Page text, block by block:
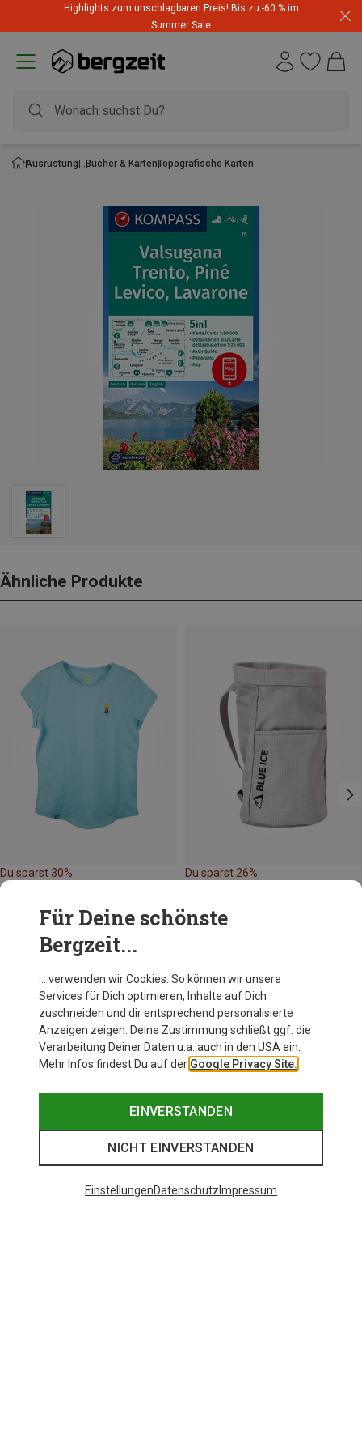
Highlights zum unschlagbaren Preis! Bis zu -60 % im
Summer Sale
Ausrüstung Bücher & KartenTopografische Karten
Ähnliche Produkte
Du sparst 30% Du sparst 26%
Andere Kunden kauften auch
Für Deine schönste
Bergzeit...
… verwenden wir Cookies. So können wir unsere
Services für Dich optimieren, Inhalte auf Dich
zuschneiden und dir entsprechend personalisierte
Anzeigen zeigen. Deine Zustimmung schließt ggf. die
Verarbeitung Deiner Daten u.a. auch in den USA ein.
Mehr Infos findest Du auf der Google Privacy Site.
EINVERSTANDEN
NICHT EINVERSTANDEN
EinstellungenDatenschutz Impressum